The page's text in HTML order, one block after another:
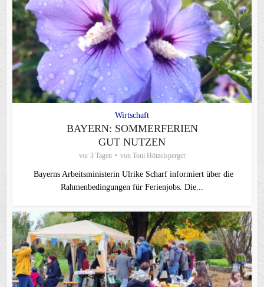
Wirtschaft
BAYERN: SOMMERFERIEN
GUT NUTZEN
vor 3 Tagen von Toni Hötzelsperger
Bayerns Arbeitsministerin Ulrike Scharf informiert über die
Rahmenbedingungen für Ferienjobs. Die...